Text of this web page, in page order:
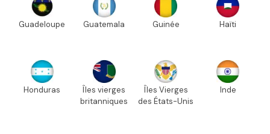
Guadeloupe Guatemala Guinée Haïti
Honduras
Îles vierges
britanniques
Îles Vierges
des États-Unis
Inde